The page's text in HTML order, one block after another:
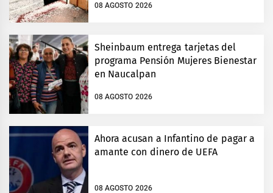
08 AGOSTO 2026
Sheinbaum entrega tarjetas del
programa Pensión Mujeres Bienestar
en Naucalpan
08 AGOSTO 2026
Ahora acusan a Infantino de pagar a
amante con dinero de UEFA
08 AGOSTO 2026